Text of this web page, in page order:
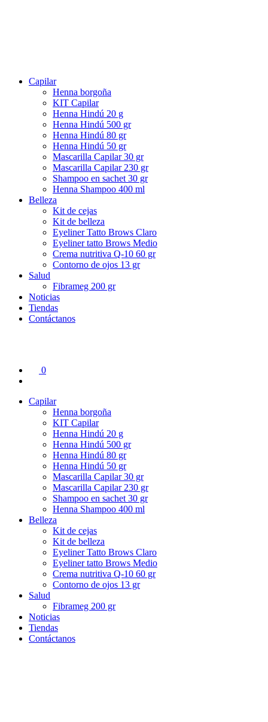
Capilar
Henna borgoña
KIT Capilar
Henna Hindú 20 g
Henna Hindú 500 gr
Henna Hindú 80 gr
Henna Hindú 50 gr
Mascarilla Capilar 30 gr
Mascarilla Capilar 230 gr
Shampoo en sachet 30 gr
Henna Shampoo 400 ml
Belleza
Kit de cejas
Kit de belleza
Eyeliner Tatto Brows Claro
Eyeliner tatto Brows Medio
Crema nutritiva Q-10 60 gr
Contorno de ojos 13 gr
Salud
Fibrameg 200 gr
Noticias
Tiendas
Contáctanos
0
Capilar
Henna borgoña
KIT Capilar
Henna Hindú 20 g
Henna Hindú 500 gr
Henna Hindú 80 gr
Henna Hindú 50 gr
Mascarilla Capilar 30 gr
Mascarilla Capilar 230 gr
Shampoo en sachet 30 gr
Henna Shampoo 400 ml
Belleza
Kit de cejas
Kit de belleza
Eyeliner Tatto Brows Claro
Eyeliner tatto Brows Medio
Crema nutritiva Q-10 60 gr
Contorno de ojos 13 gr
Salud
Fibrameg 200 gr
Noticias
Tiendas
Contáctanos